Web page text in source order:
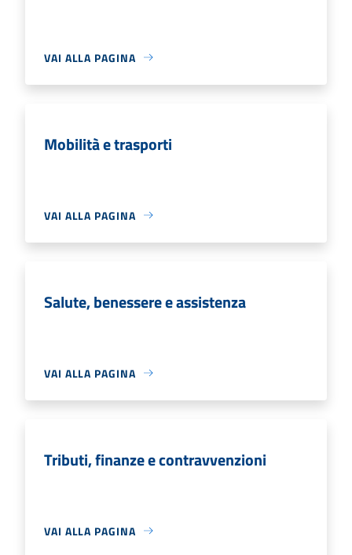
VAI ALLA PAGINA
Mobilità e trasporti
VAI ALLA PAGINA
Salute, benessere e assistenza
VAI ALLA PAGINA
Tributi, finanze e contravvenzioni
VAI ALLA PAGINA